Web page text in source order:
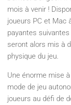
mois à venir !
joueurs PC et Mac
payantes
seront alors mis à
physique du jeu.
Une énorme mise
mode de jeu
joueurs au défi de